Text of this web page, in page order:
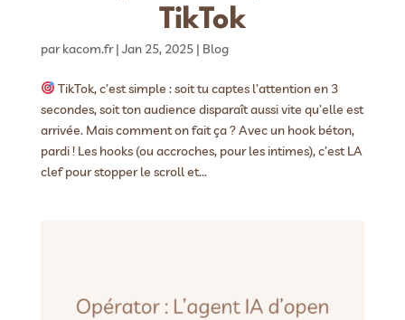
TikTok
parkacom.fr| Jan 25, 2025| Blog
TikTok, c’est simple : soit tu captes l’attention en 3
secondes, soit ton audience disparaît aussi vite qu’elle est
arrivée. Mais comment on fait ça ? Avec un hook béton,
pardi ! Les hooks (ou accroches, pour les intimes), c’est LA
clef pour stopper le scroll et...